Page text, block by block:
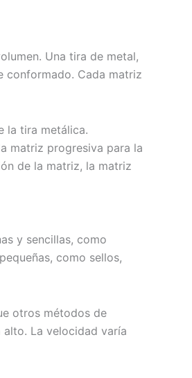
Una tira de metal,
conformado. Cada matriz
la tira metálica.
matriz progresiva para la
de la matriz, la matriz
y sencillas, como
como sellos,
otros métodos de
La velocidad varía